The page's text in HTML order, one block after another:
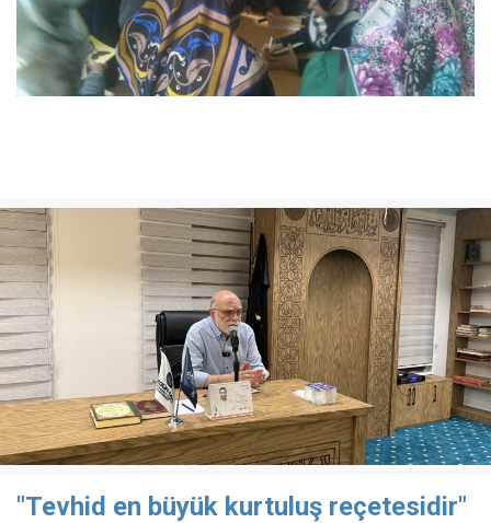
"Tevhid en büyük kurtuluş reçetesidir"